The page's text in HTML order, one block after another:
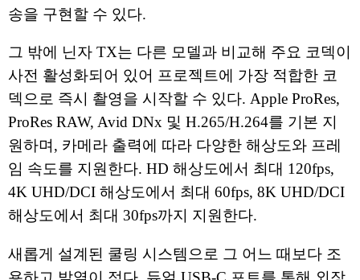
송을 구현할 수 있다.
그 밖에 닌자 TX는 다른 모델과 비교해 주요 코덱이
사전 활성화되어 있어 프로젝트에 가장 적합한 코
덱으로 즉시 촬영을 시작할 수 있다. Apple ProRes,
ProRes RAW, Avid DNx 및 H.265/H.264를 기본 지
원하며, 카메라 출력에 따라 다양한 해상도와 프레
임 속도를 지원한다. HD 해상도에서 최대 120fps,
4K UHD/DCI 해상도에서 최대 60fps, 8K UHD/DCI
해상도에서 최대 30fps까지 지원한다.
새롭게 설계된 쿨링 시스템으로 그 어느 때보다 조